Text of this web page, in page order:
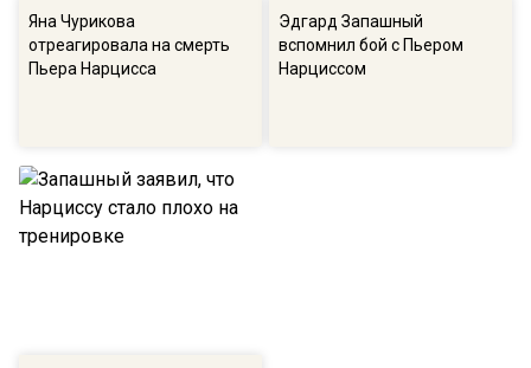
Яна Чурикова
отреагировала на смерть
Пьера Нарцисса
Эдгард Запашный
вспомнил бой с Пьером
Нарциссом